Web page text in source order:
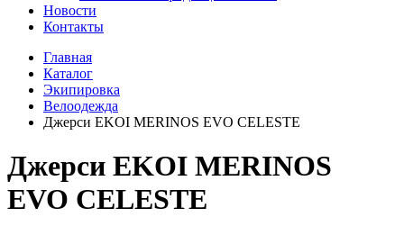
Новости
Контакты
Главная
Каталог
Экипировка
Велоодежда
Джерси EKOI MERINOS EVO CELESTE
Джерси EKOI MERINOS
EVO CELESTE